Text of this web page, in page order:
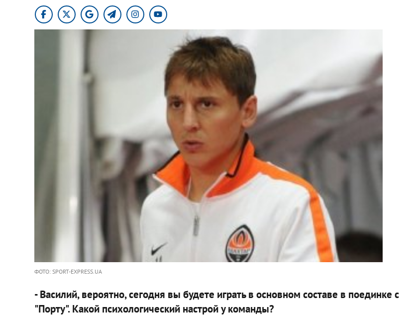
ФОТО: SPORT-EXPRESS.UA
- Василий, вероятно, сегодня вы будете играть в основном составе в поединке с
"Порту". Какой психологический настрой у команды?